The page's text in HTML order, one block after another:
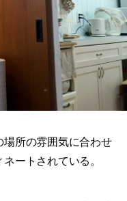
所の雰囲気に合わせ
ートされている。